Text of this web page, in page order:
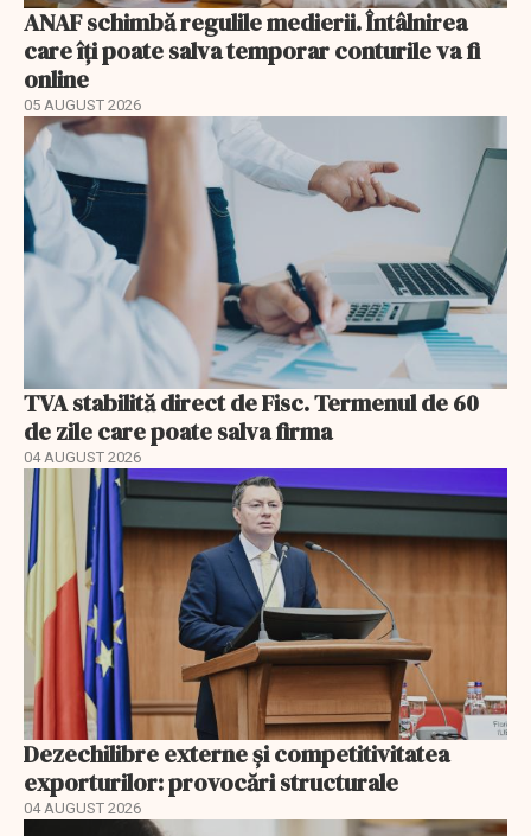
ANAF schimbă regulile medierii. Întâlnirea
care îți poate salva temporar conturile va fi
online
05 AUGUST 2026
TVA stabilită direct de Fisc. Termenul de 60
de zile care poate salva firma
04 AUGUST 2026
Dezechilibre externe și competitivitatea
exporturilor: provocări structurale
04 AUGUST 2026